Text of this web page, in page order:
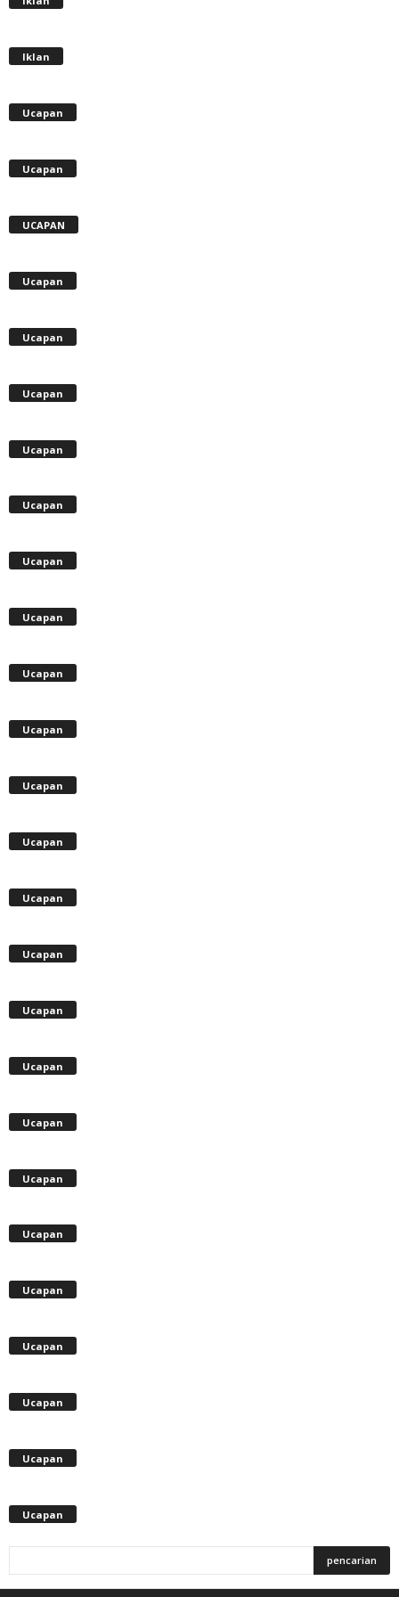
Iklan
Ucapan
Ucapan
UCAPAN
Ucapan
Ucapan
Ucapan
Ucapan
Ucapan
Ucapan
Ucapan
Ucapan
Ucapan
Ucapan
Ucapan
Ucapan
Ucapan
Ucapan
Ucapan
Ucapan
Ucapan
Ucapan
Ucapan
Ucapan
Ucapan
Ucapan
Ucapan